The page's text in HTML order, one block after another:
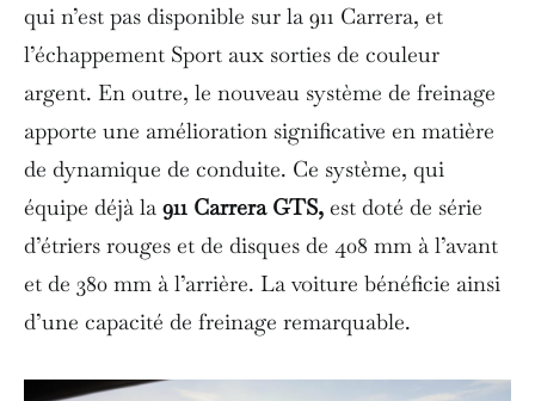
qui n’est pas disponible sur la 911 Carrera, et
l’échappement Sport aux sorties de couleur
argent. En outre, le nouveau système de freinage
apporte une amélioration significative en matière
de dynamique de conduite. Ce système, qui
équipe déjà la 911 Carrera GTS, est doté de série
d’étriers rouges et de disques de 408 mm à l’avant
et de 380 mm à l’arrière. La voiture bénéficie ainsi
d’une capacité de freinage remarquable.